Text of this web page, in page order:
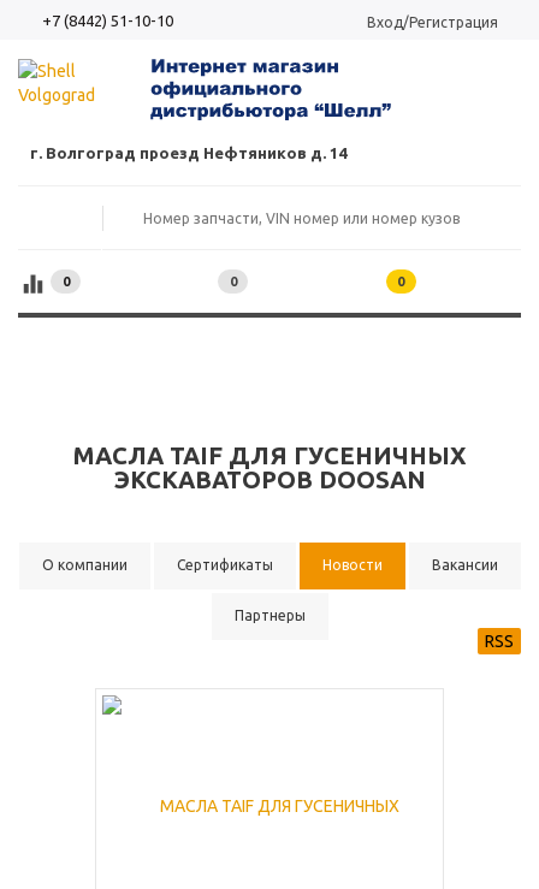
+7 (8442) 51-10-10 Вход/Регистрация
г. Волгоград проезд Нефтяников д. 14
0 0 0
МАСЛА TAIF ДЛЯ ГУСЕНИЧНЫХ
ЭКСКАВАТОРОВ DOOSAN
О компании Сертификаты Новости Вакансии
Партнеры
RSS